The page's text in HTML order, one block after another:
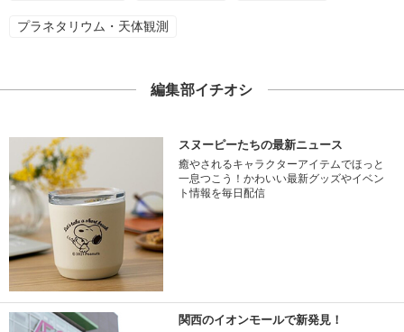
プラネタリウム・天体観測
編集部イチオシ
スヌーピーたちの最新ニュース
癒やされるキャラクターアイテムでほっと
一息つこう！かわいい最新グッズやイベン
ト情報を毎日配信
関西のイオンモールで新発見！